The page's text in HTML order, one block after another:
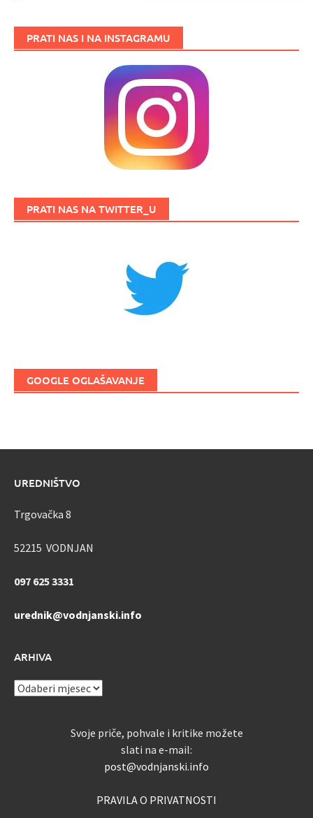
PRATI NAS I NA INSTAGRAMU
PRATI NAS NA TWITTER_U
GOOGLE OGLAŠAVANJE
UREDNIŠTVO
Trgovačka 8
52215 VODNJAN
097 625 3331
urednik@vodnjanski.info
ARHIVA
ARHIVA
Svoje priče, pohvale i kritike možete
slati na e-mail:
post@vodnjanski.info
PRAVILA O PRIVATNOSTI